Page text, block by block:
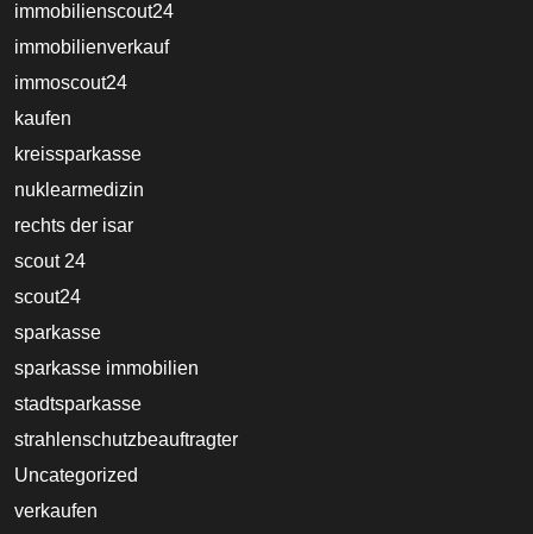
immobilienscout24
immobilienverkauf
immoscout24
kaufen
kreissparkasse
nuklearmedizin
rechts der isar
scout 24
scout24
sparkasse
sparkasse immobilien
stadtsparkasse
strahlenschutzbeauftragter
Uncategorized
verkaufen